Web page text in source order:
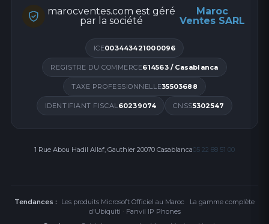
marocventes.com est géré
par la société
Maroc
Ventes SARL
ICE003443421000096
REGISTRE DU COMMERCE614563 / Casablanca
TAXE PROFESSIONNELLE35503688
IDENTIFIANT FISCAL60239074 CNSS5302547
1 Rue Abou Hadil Allaf, Gauthier 20070 Casablanca05 22 88 51 00
Tendances : Les produits Microsoft Officiel au Maroc · La gamme complète
d'Ubiquiti · Fanvil IP Phones